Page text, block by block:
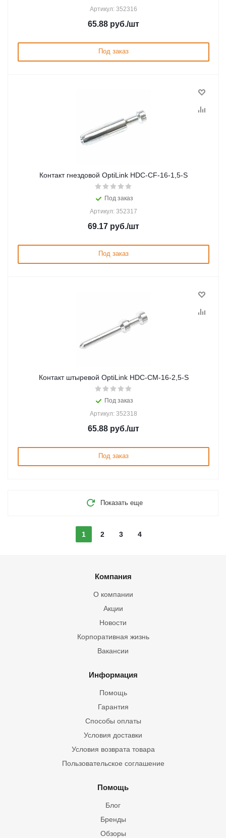
Артикул: 352316
65.88 руб./шт
Под заказ
Контакт гнездовой OptiLink HDC-CF-16-1,5-S
Под заказ
Артикул: 352317
69.17 руб./шт
Под заказ
Контакт штыревой OptiLink HDC-CM-16-2,5-S
Под заказ
Артикул: 352318
65.88 руб./шт
Под заказ
Показать еще
1 2 3 4
Компания
О компании
Акции
Новости
Корпоративная жизнь
Вакансии
Информация
Помощь
Гарантия
Способы оплаты
Условия доставки
Условия возврата товара
Пользовательское соглашение
Помощь
Блог
Бренды
Обзоры